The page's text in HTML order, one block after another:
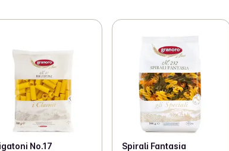
No.17
Spirali Fantasia